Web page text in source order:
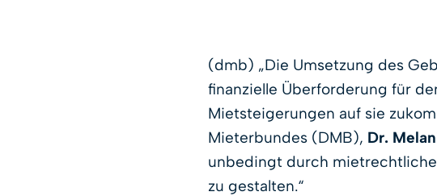
(dmb) „Die Umsetzung des
finanzielle Überforderung für
Mietsteigerungen auf sie
Mieterbundes (DMB), Dr.
unbedingt durch
zu gestalten.“